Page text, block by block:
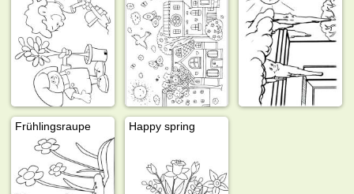
Frühlingsraupe Happy spring